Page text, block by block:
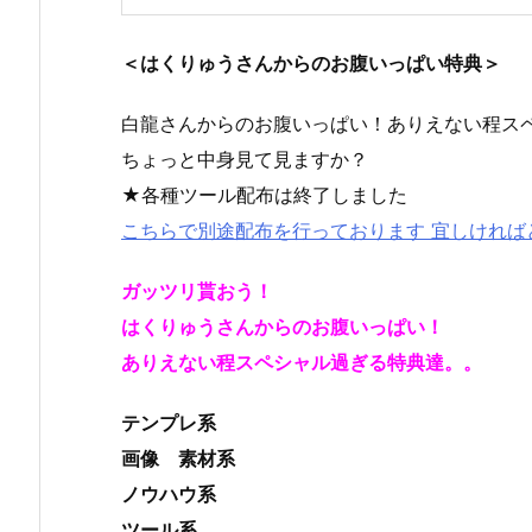
＜はくりゅうさんからのお腹いっぱい特典＞
白龍さんからのお腹いっぱい！ありえない程ス
ちょっと中身見て見ますか？
★各種ツール配布は終了しました
こちらで別途配布を行っております 宜しければ
ガッツリ貰おう！
はくりゅうさんからのお腹いっぱい！
ありえない程スペシャル過ぎる特典達。。
テンプレ系
画像 素材系
ノウハウ系